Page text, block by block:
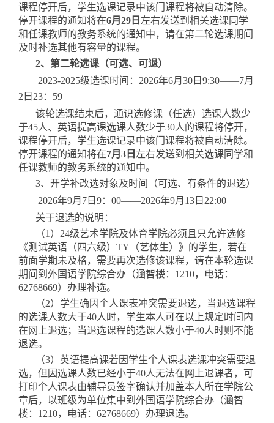
课程停开后，学生选课记录中该门课程将被自动清除。
停开课程的通知将在6月 29 日 左右发送到相关选课同学
和任课教师的教务系统的通知中，请在第二轮选课期间
及时补选其他有容量的课程。
2、第二轮选课（可选、可退）
2023-2025级选课时间： 2026年6月 30 日 9:30——7月
2 日 23：59
该轮选课结束后，通识选修课 （任选） 选课人数少
于45人、英语提高课选课人数少于30人的课程将停开，
课程停开后，学生选课记录中该门课程将被自动清除。
停开课程的通知将在7月 3 日 左右发送到相关选课同学和
任课教师的教务系统的通知中。
3、开学补改选对象及时间（可选、有条件的退选）
2026年9月 7 日 9：00——2026年9月 13 日 22:00
关于退选的说明：
（1） 24级艺术学院及体育学院必须且只允许选修
《测试英语（四六级）TY（艺体生）》的学生，若在
前面学期未及格，需要再次选修该课程，请在本轮选课
期间到外国语学院综合办（涵智楼：1210，电话：
62768669）办理补选。
（2）学生确因个人课表冲突需要退选，当退选课程
的选课人数大于40人时，学生本人可在以上规定时间内
在网上退选；当退选课程的选课人数小于40人时则不能
退选。
（3）英语提高课若因学生个人课表选课冲突需要退
选，但因选课人数已经小于40人无法在网上退课者，可
打印个人课表由辅导员签字确认并加盖本人所在学院公
章后，以班级为单位集中到外国语学院综合办（涵智
楼：1210，电话：62768669）办理退选。